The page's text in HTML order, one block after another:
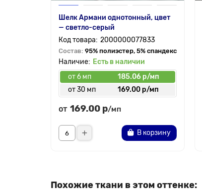
Шелк Армани однотонный, цвет
— светло-серый
2000000077833
Состав: 95% полиэстер, 5% спандекс
Есть в наличии
от 6 мп
185.06 р/мп
от 30 мп
169.00 р/мп
от 169.00 р/мп
В корзину
Похожие ткани в этом оттенке: